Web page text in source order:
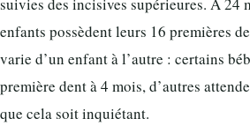
enfants possèdent leurs 16 premières
varie d’un enfant à l’autre : certains
première dent à 4 mois, d’autres
que cela soit inquiétant.